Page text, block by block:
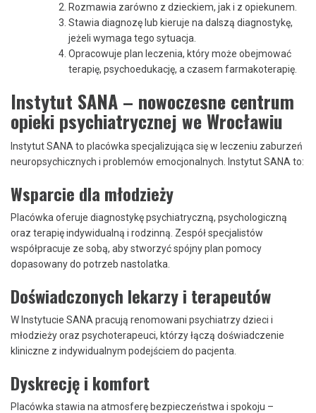
Rozmawia zarówno z dzieckiem, jak i z opiekunem.
Stawia diagnozę lub kieruje na dalszą diagnostykę,
jeżeli wymaga tego sytuacja.
Opracowuje plan leczenia, który może obejmować
terapię, psychoedukację, a czasem farmakoterapię.
Instytut SANA – nowoczesne centrum
opieki psychiatrycznej we Wrocławiu
Instytut SANA to placówka specjalizująca się w leczeniu zaburzeń
neuropsychicznych i problemów emocjonalnych. Instytut SANA to:
Wsparcie dla młodzieży
Placówka oferuje diagnostykę psychiatryczną, psychologiczną
oraz terapię indywidualną i rodzinną. Zespół specjalistów
współpracuje ze sobą, aby stworzyć spójny plan pomocy
dopasowany do potrzeb nastolatka.
Doświadczonych lekarzy i terapeutów
W Instytucie SANA pracują renomowani psychiatrzy dzieci i
młodzieży oraz psychoterapeuci, którzy łączą doświadczenie
kliniczne z indywidualnym podejściem do pacjenta.
Dyskrecję i komfort
Placówka stawia na atmosferę bezpieczeństwa i spokoju –